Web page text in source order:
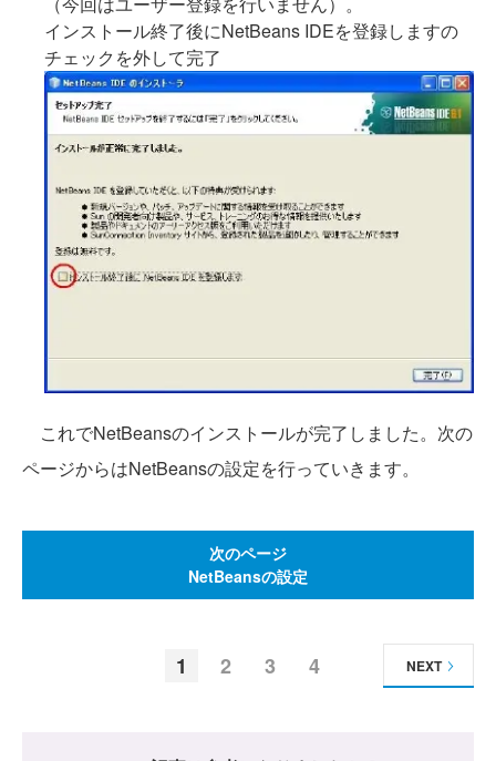
インストール終了後にNetBeans IDEを登録しますの
チェックを外して完了
これでNetBeansのインストールが完了しました。次の
ページからはNetBeansの設定を行っていきます。
次のページ
NetBeansの設定
1 2 3 4 NEXT